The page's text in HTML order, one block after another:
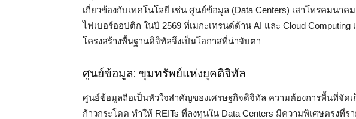
เกี่ยวข้องกับเทคโนโลยี เช่น ศูนย์ข้อมูล (Data Centers) เสาโทรคมนาค
ไฟเบอร์ออปติก ในปี 2569 ที่เมกะเทรนด์ด้าน AI และ Cloud
โครงสร้างพื้นฐานดิจิทัลจึงเป็นโอกาสที่น่าจับตา
ศูนย์ข้อมูล: ขุมทรัพย์แห่งยุคดิจิทัล
ศูนย์ข้อมูลถือเป็นหัวใจสำคัญของเศรษฐกิจดิจิทัล ความต้องการพื้นที่จัด
ก้าวกระโดด ทำให้ REITs ที่ลงทุนใน Data Centers มีความพิเศษตรงที่